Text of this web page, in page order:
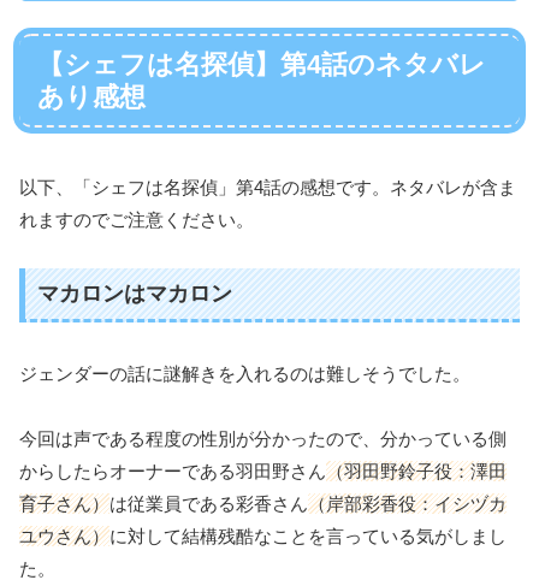
【シェフは名探偵】第4話のネタバレ
あり感想
以下、「シェフは名探偵」第4話の感想です。ネタバレが含ま
れますのでご注意ください。
マカロンはマカロン
ジェンダーの話に謎解きを入れるのは難しそうでした。
今回は声である程度の性別が分かったので、分かっている側
からしたらオーナーである羽田野さん（羽田野鈴子役：澤田
育子さん）は従業員である彩香さん（岸部彩香役：イシヅカ
ユウさん）に対して結構残酷なことを言っている気がしまし
た。